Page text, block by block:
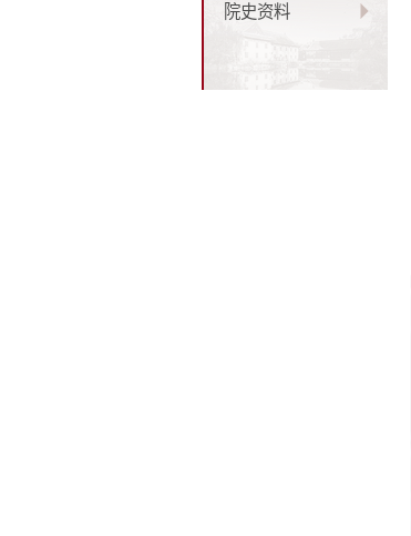
院史资料